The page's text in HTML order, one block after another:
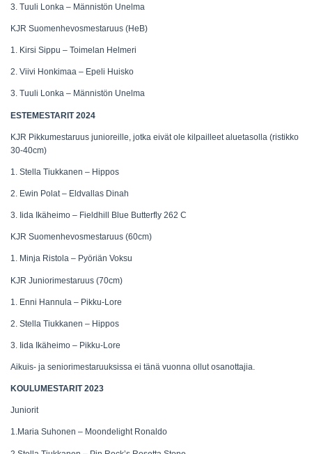
3. Tuuli Lonka – Männistön Unelma
KJR Suomenhevosmestaruus (HeB)
1. Kirsi Sippu – Toimelan Helmeri
2. Viivi Honkimaa – Epeli Huisko
3. Tuuli Lonka – Männistön Unelma
ESTEMESTARIT 2024
KJR Pikkumestaruus junioreille, jotka eivät ole kilpailleet aluetasolla (ristikko
30-40cm)
1. Stella Tiukkanen – Hippos
2. Ewin Polat – Eldvallas Dinah
3. Iida Ikäheimo – Fieldhill Blue Butterfly 262 C
KJR Suomenhevosmestaruus (60cm)
1. Minja Ristola – Pyöriän Voksu
KJR Juniorimestaruus (70cm)
1. Enni Hannula – Pikku-Lore
2. Stella Tiukkanen – Hippos
3. Iida Ikäheimo – Pikku-Lore
Aikuis- ja seniorimestaruuksissa ei tänä vuonna ollut osanottajia.
KOULUMESTARIT 2023
Juniorit
1.Maria Suhonen – Moondelight Ronaldo